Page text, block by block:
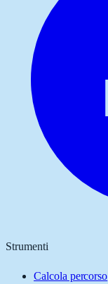
Strumenti
Calcola percorso